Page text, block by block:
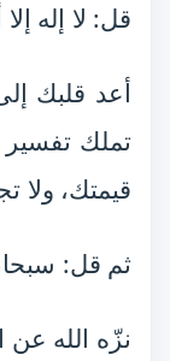
قل: لا إله
أعد قلبك
تملك تفسير
قيمتك، ولا
ثم قل:
نزّه الله